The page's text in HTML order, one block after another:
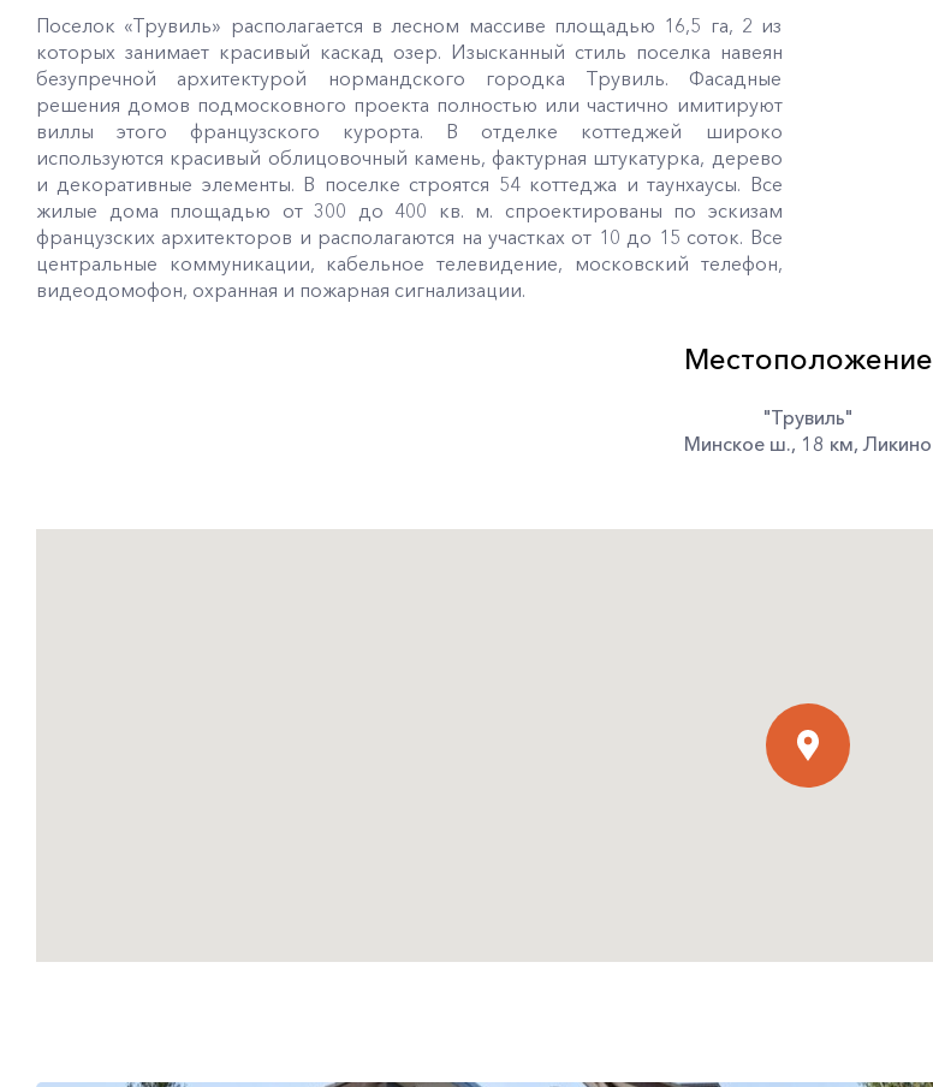
Поселок «Трувиль» располагается в лесном массиве площадью 16,5 га, 2 из
которых занимает красивый каскад озер. Изысканный стиль поселка навеян
безупречной архитектурой нормандского городка Трувиль. Фасадные
решения домов подмосковного проекта полностью или частично имитируют
виллы этого французского курорта. В отделке коттеджей широко
используются красивый облицовочный камень, фактурная штукатурка, дерево
и декоративные элементы. В поселке строятся 54 коттеджа и таунхаусы. Все
жилые дома площадью от 300 до 400 кв. м. спроектированы по эскизам
французских архитекторов и располагаются на участках от 10 до 15 соток. Все
центральные коммуникации, кабельное телевидение, московский телефон,
видеодомофон, охранная и пожарная сигнализации.
Местоположение
"Трувиль"
Минское ш., 18 км,Ликино